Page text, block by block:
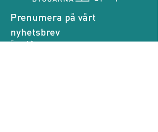
Prenumera på vårt
nyhetsbrev
E-post *